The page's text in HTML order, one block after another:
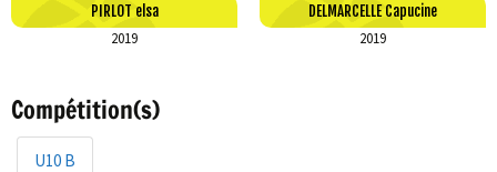
PIRLOT elsa
2019
DELMARCELLE Capucine
2019
Compétition(s)
U10 B